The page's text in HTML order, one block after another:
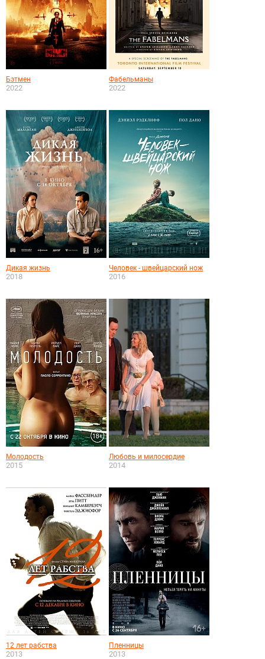
Бэтмен
2022
Фабельманы
2022
Дикая жизнь
2018
Человек - швейцарский нож
2016
Молодость
2015
Любовь и милосердие
2014
12 лет рабства
2013
Пленницы
2013